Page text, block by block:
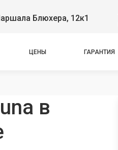
Блюхера, 12к1
ЦЕНЫ ГАРАНТИЯ
в